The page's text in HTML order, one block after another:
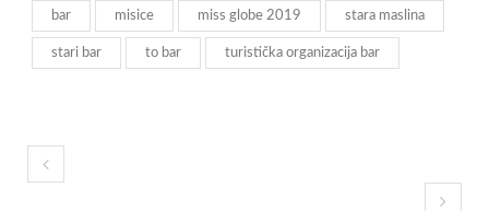
bar misice miss globe 2019 stara maslina
stari bar to bar turistička organizacija bar